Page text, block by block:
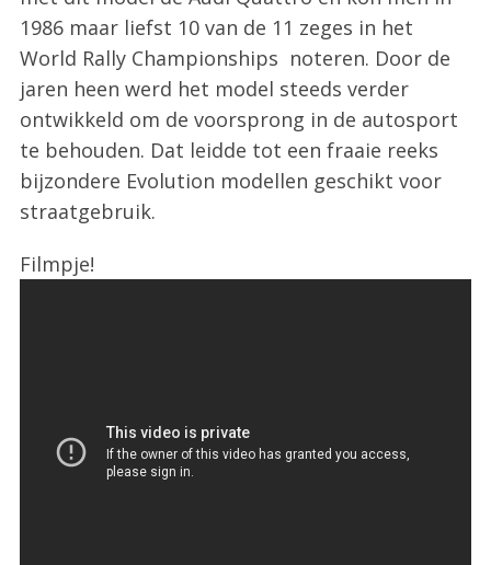
1986 maar liefst 10 van de 11 zeges in het
World Rally Championships noteren. Door de
jaren heen werd het model steeds verder
ontwikkeld om de voorsprong in de autosport
te behouden. Dat leidde tot een fraaie reeks
bijzondere Evolution modellen geschikt voor
straatgebruik.
Filmpje!